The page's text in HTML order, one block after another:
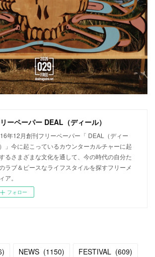
ーペーパー DEAL（ディール）
年12月創刊フリーペーパー「 DEAL（ディー
」今に起こっているカウンターカルチャーに起
るさまざまな文化を通して、今の時代の自分た
ラブ＆ピースなライフスタイルを探すフリーメ
ア。
フォロー
) NEWS (1150) FESTIVAL (609)